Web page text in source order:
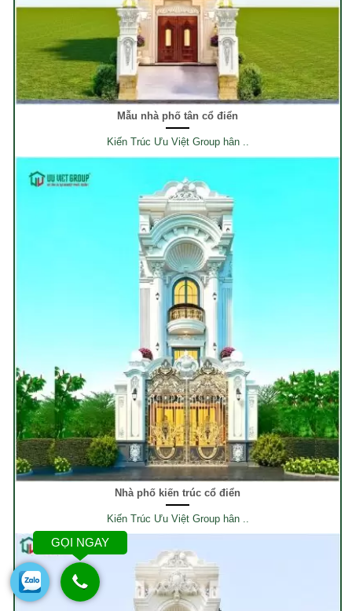
Mẫu nhà phố tân cổ điển
Kiến Trúc Ưu Việt Group hân ..
Nhà phố kiến trúc cổ điển
Kiến Trúc Ưu Việt Group hân ..
GỌI NGAY